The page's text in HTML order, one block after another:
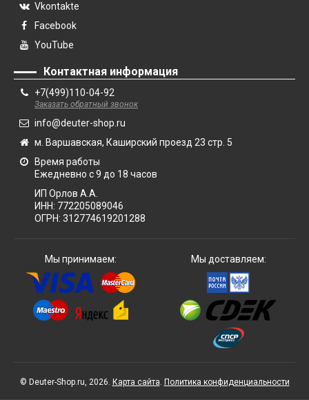
Vkontakte
Facebook
YouTube
Контактная информация
+7(499)110-04-92
Заказать обратный звонок
info@deuter-shop.ru
м. Варшавская, Каширский проезд 23 стр. 5
Время работы
Ежедневно с 9 до 18 часов
ИП Орлов А.А.
ИНН: 772205089046
ОГРН: 312774619201288
Мы принимаем: Мы доставляем:
© Deuter-Shop.ru, 2026. Карта сайта. Политика конфиденциальности